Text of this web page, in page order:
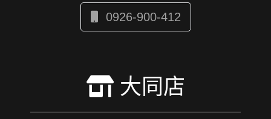
0926-900-412
大同店